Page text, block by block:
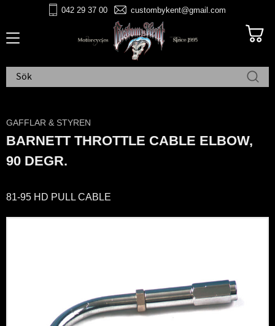
042 29 37 00 custombykent@gmail.com
GAFFLAR & STYREN
BARNETT THROTTLE CABLE ELBOW,
90 DEGR.
81-95 HD PULL CABLE